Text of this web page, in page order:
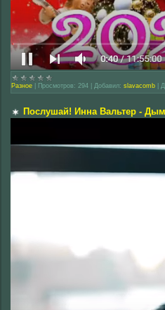
Разное Просмотров: 294 Добавил: slavacomb
Послушай! Инна Вальтер -